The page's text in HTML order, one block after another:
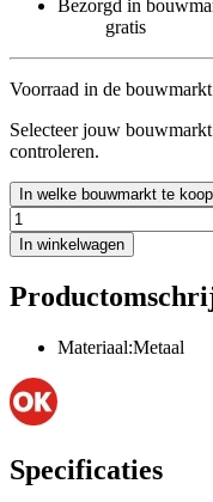
Bezorgd in
gratis
Voorraad in de bouwmarkt
Selecteer jouw
controleren.
In welke bouwmarkt te
In winkelwagen
Materiaal:Metaal
Specificaties